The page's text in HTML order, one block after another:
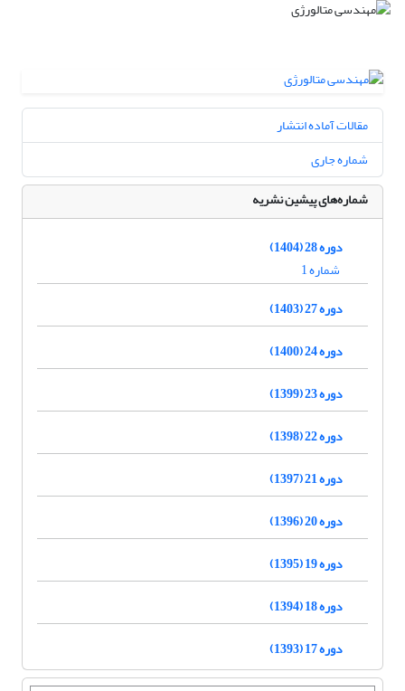
مقالات آماده انتشار
شماره جاری
شماره‌های پیشین نشریه
دوره 28 (1404)
شماره 1
دوره 27 (1403)
دوره 24 (1400)
دوره 23 (1399)
دوره 22 (1398)
دوره 21 (1397)
دوره 20 (1396)
دوره 19 (1395)
دوره 18 (1394)
دوره 17 (1393)